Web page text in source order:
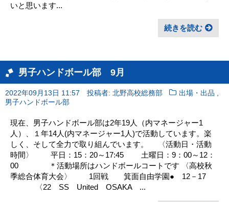
いと思います...
続きを読む
男子ハンドボール部 9月
2022年09月13日 11:57 投稿者: 北野高校総務部 出場・出品 ,
男子ハンドボール部
現在、男子ハンドボール部は2年19人（内マネージャー1
人）、１年14人(内マネージャー1人)で活動しています。楽
しく、そして全力で取り組んでいます。 〈活動日・活動
時間〉 平日：15：20～17:45 土曜日：9：00～12：
00 ＊活動場所はハンドボールコートです 〈高校秋
季総合体育大会〉 1回戦 箕面自由学園● 12－17
〈22 SS United OSAKA ...